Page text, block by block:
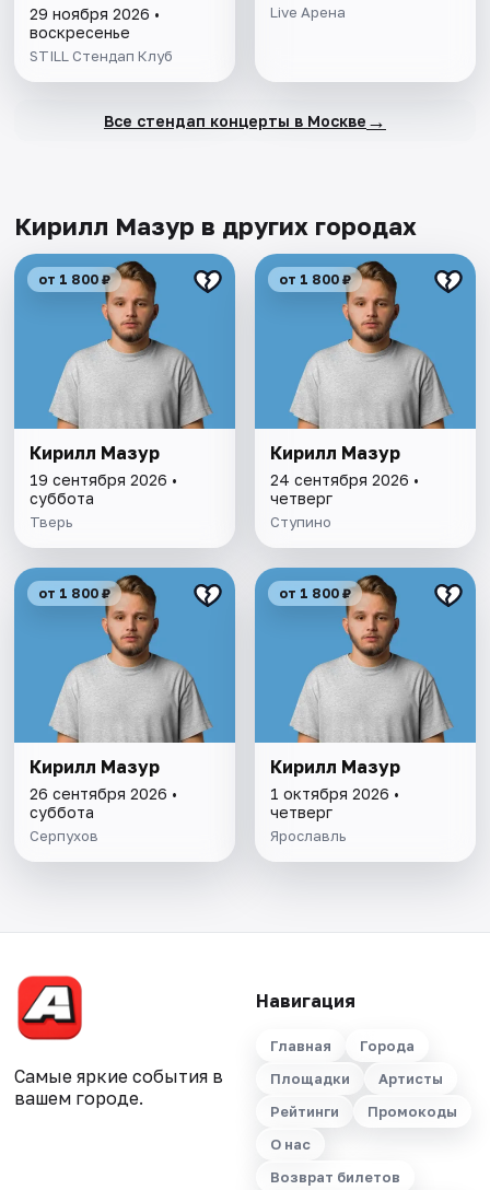
29 ноября 2026 •
воскресенье
STILL Стендап Клуб
Live Арена
Все стендап концерты в Москве →
Кирилл Мазур в других городах
от 1 800 ₽
Кирилл Мазур
19 сентября 2026 •
суббота
Тверь
от 1 800 ₽
Кирилл Мазур
24 сентября 2026 •
четверг
Ступино
от 1 800 ₽
Кирилл Мазур
26 сентября 2026 •
суббота
Серпухов
от 1 800 ₽
Кирилл Мазур
1 октября 2026 •
четверг
Ярославль
Самые яркие события в
вашем городе.
Навигация
Главная
Города
Площадки
Артисты
Рейтинги
Промокоды
О нас
Возврат билетов